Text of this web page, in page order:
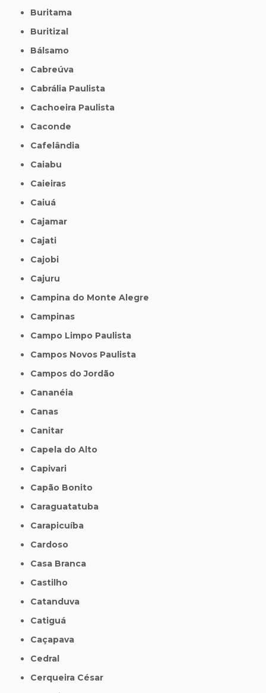
Buritama
Buritizal
Bálsamo
Cabreúva
Cabrália Paulista
Cachoeira Paulista
Caconde
Cafelândia
Caiabu
Caieiras
Caiuá
Cajamar
Cajati
Cajobi
Cajuru
Campina do Monte Alegre
Campinas
Campo Limpo Paulista
Campos Novos Paulista
Campos do Jordão
Cananéia
Canas
Canitar
Capela do Alto
Capivari
Capão Bonito
Caraguatatuba
Carapicuíba
Cardoso
Casa Branca
Castilho
Catanduva
Catiguá
Caçapava
Cedral
Cerqueira César